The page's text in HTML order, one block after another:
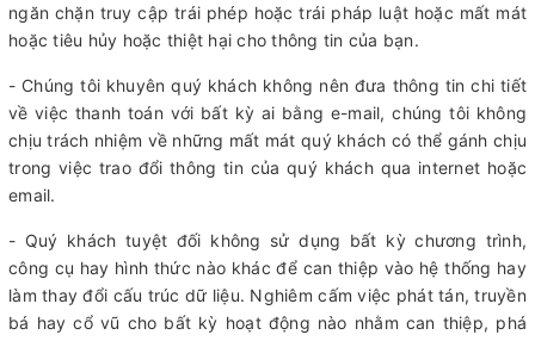
ngăn chặn truy cập trái phép hoặc trái pháp luật hoặc mất mát
hoặc tiêu hủy hoặc thiệt hại cho thông tin của bạn.
- Chúng tôi khuyên quý khách không nên đưa thông tin chi tiết
về việc thanh toán với bất kỳ ai bằng e-mail, chúng tôi không
chịu trách nhiệm về những mất mát quý khách có thể gánh chịu
trong việc trao đổi thông tin của quý khách qua internet hoặc
email.
- Quý khách tuyệt đối không sử dụng bất kỳ chương trình,
công cụ hay hình thức nào khác để can thiệp vào hệ thống hay
làm thay đổi cấu trúc dữ liệu. Nghiêm cấm việc phát tán, truyền
bá hay cổ vũ cho bất kỳ hoạt động nào nhằm can thiệp, phá